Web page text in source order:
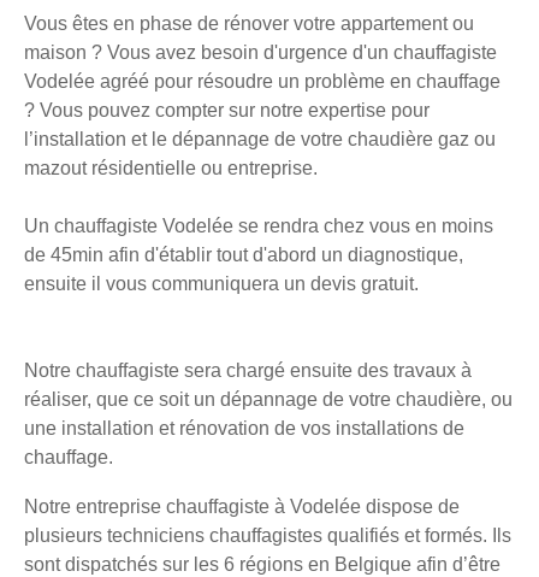
Vous êtes en phase de rénover votre appartement ou
maison ? Vous avez besoin d'urgence d'un chauffagiste
Vodelée agréé pour résoudre un problème en chauffage
? Vous pouvez compter sur notre expertise pour
l’installation et le dépannage de votre chaudière gaz ou
mazout résidentielle ou entreprise.
Un chauffagiste Vodelée se rendra chez vous en moins
de 45min afin d'établir tout d'abord un diagnostique,
ensuite il vous communiquera un devis gratuit.
Notre chauffagiste sera chargé ensuite des travaux à
réaliser, que ce soit un dépannage de votre chaudière, ou
une installation et rénovation de vos installations de
chauffage.
Notre entreprise chauffagiste à Vodelée dispose de
plusieurs techniciens chauffagistes qualifiés et formés. Ils
sont dispatchés sur les 6 régions en Belgique afin d’être